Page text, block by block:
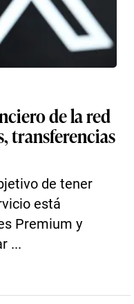
de la red
transferencias
de tener
está
Premium y
...